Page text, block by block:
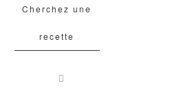
Cherchez une
recette